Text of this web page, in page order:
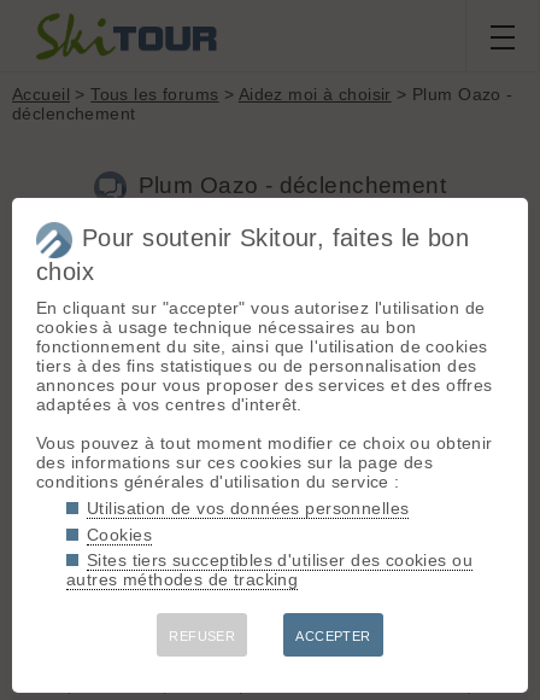
Accueil >Tous les forums > Aidez moi à choisir > Plum Oazo -
déclenchement
Plum Oazo - déclenchement
Nouveau sujet
Eixerit[
posts] - Le 23/11/2019 21:06
Bonjour à tous,
Je suis sérieusement en train d’envisager l’acquisition d’une
seconde paire de skis légères pour avaler un peu plus de
dénivelé qu’a L’habitude/ raids de plusieurs jours.
Les AtomicBackland 85UL me font de l’oeil, complétés par
desPLUM Oazoqui ont l’air d’avoir un excellent poids
fiabilité/légèreté: la seule chose qui me chagrine un peu c’est
Le déclenchement fixe à 8 en frontal, même si en général ça
déclenche en latéral...
Vu que Je pèse 60kg tout mouillé (et je règle en général sur
6) me déconseilleriez vous de partir sur ce modèle?
route/trofeo plus 6/ Wepa?
Pour soutenir Skitour, faites le bon
choix
En cliquant sur "accepter" vous autorisez l'utilisation de
cookies à usage technique nécessaires au bon
fonctionnement du site, ainsi que l'utilisation de cookies
tiers à des fins statistiques ou de personnalisation des
annonces pour vous proposer des services et des offres
adaptées à vos centres d'interêt.
Vous pouvez à tout moment modifier ce choix ou obtenir
des informations sur ces cookies sur la page des
conditions générales d'utilisation du service :
Utilisation de vos données personnelles
Cookies
Sites tiers succeptibles d'utiliser des cookies ou
autres méthodes de tracking
REFUSER ACCEPTER